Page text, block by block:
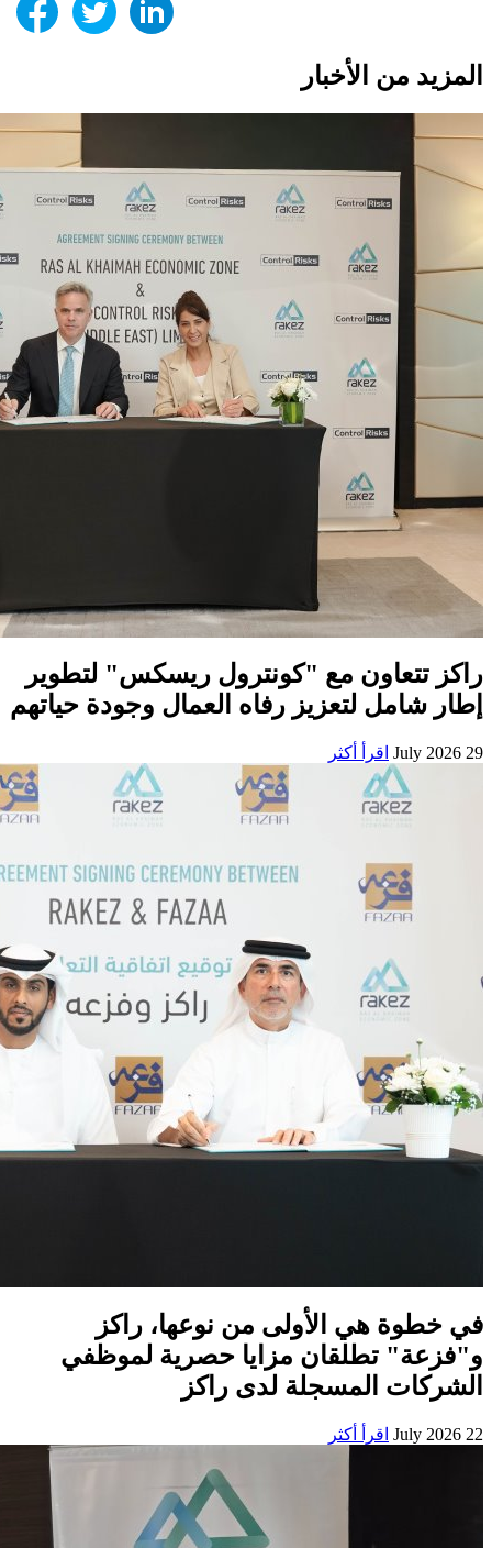
المزيد من الأخبار
راكز تتعاون مع "كونترول ريسكس" لتطوير
إطار شامل لتعزيز رفاه العمال وجودة حياتهم
29 July 2026 اقرأ أكثر
في خطوة هي الأولى من نوعها، راكز
و"فزعة" تطلقان مزايا حصرية لموظفي
الشركات المسجلة لدى راكز
22 July 2026 اقرأ أكثر